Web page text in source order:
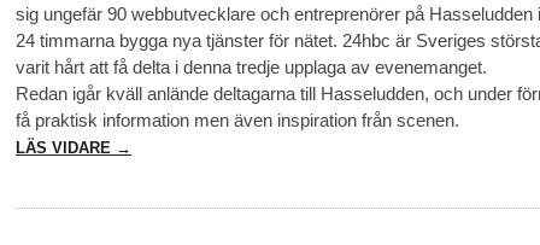
sig ungefär 90 webbutvecklare och entreprenörer på
24 timmarna bygga nya tjänster för nätet. 24hbc är Sveriges
varit hårt att få delta i denna tredje upplaga av evenemanget.
Redan igår kväll anlände deltagarna till Hasseludden, och under
få praktisk information men även inspiration från scenen.
LÄS VIDARE →